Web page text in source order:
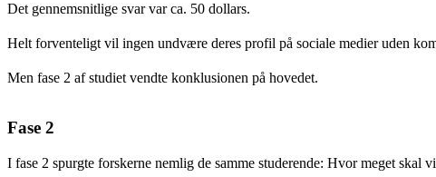
Det gennemsnitlige svar var ca. 50 dollars.
Helt forventeligt vil ingen undvære deres profil på sociale medier uden
Men fase 2 af studiet vendte konklusionen på hovedet.
Fase 2
I fase 2 spurgte forskerne nemlig de samme studerende: Hvor meget skal